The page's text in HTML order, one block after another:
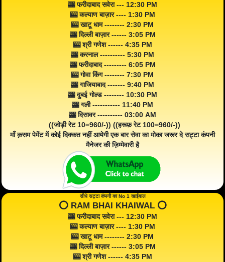
🎰 फरीदाबाद सवेरा --- 12:30 PM
🎰 कल्याण बाज़ार ---- 1:30 PM
🎰 खाटू धाम -------- 2:30 PM
🎰 दिल्ली बाज़ार ------ 3:05 PM
🎰 श्री गणेश ------ 4:35 PM
🎰 करनाल ---------- 5:30 PM
🎰 फरीदाबाद --------- 6:05 PM
🎰 गोवा किंग -------- 7:30 PM
🎰 गाजियाबाद ------- 9:40 PM
🎰 दुबई गोल्ड -------- 10:30 PM
🎰 गली ----------- 11:40 PM
🎰 दिसावर ---------- 03:00 AM
((जोड़ी रेट 10=960/-)) ((हरूफ़ रेट 100=960/-))
माँ क़सम पेमेंट में कोई दिक्कत नहीं आयेगी एक बार सेवा का मोका जरूर दे सट्टा कंपनी
मैनेजर की ज़िम्मेवारी है
सीधे सट्टा कंपनी का No 1 खाईवाल
⭕️ RAM BHAI KHAIWAL ⭕️
🎰 फरीदाबाद सवेरा --- 12:30 PM
🎰 कल्याण बाज़ार ---- 1:30 PM
🎰 खाटू धाम -------- 2:30 PM
🎰 दिल्ली बाज़ार ------ 3:05 PM
🎰 श्री गणेश ------ 4:35 PM